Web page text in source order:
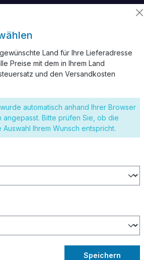
3-polig 10kA
C10 3-Polig
Land für Ihre Lieferadresse
Preise mit dem in Ihrem Land
und den Versandkosten
automatisch anhand Ihrer Browser
angepasst. Bitte prüfen Sie, ob die
Auswahl Ihrem Wunsch entspricht.
Speichern